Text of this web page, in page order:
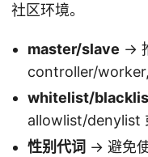
社区环境。
master/slave ->
controller/
whitelist/
allowlist/denylist
性别代词 -> 避免